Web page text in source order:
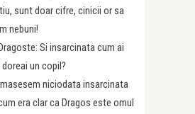
sunt doar cifre, cinicii or sa
nebuni!
Si insarcinata cum ai
un copil?
niciodata insarcinata
era clar ca Dragos este omul